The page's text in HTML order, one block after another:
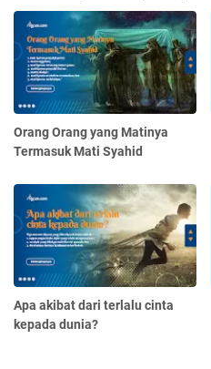
Orang Orang yang Matinya
Termasuk Mati Syahid
Apa akibat dari terlalu cinta
kepada dunia?